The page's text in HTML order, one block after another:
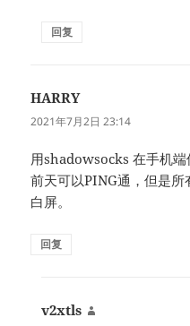
回复
HARRY说
道：
2021年7月2日 23:14
用shadowsocks 在手机
前天可以PING通，但是
白屏。
回复
v2xtls